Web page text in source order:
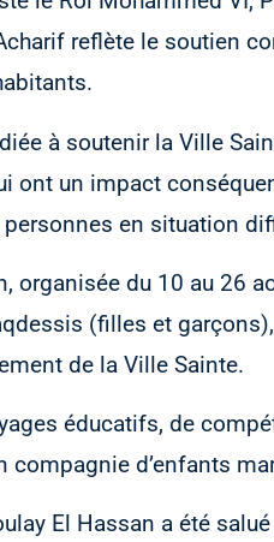
reflète le soutien
à soutenir la Ville
ont un impact
en situation
organisée du 10 au 26
(filles et
de la Ville Sainte.
éducatifs, de
d’enfants
El Hassan a été